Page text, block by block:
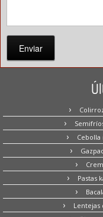
Enviar
Pastas
Lentejas